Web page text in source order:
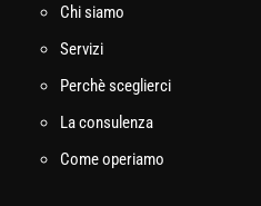
Chi siamo
Servizi
Perchè sceglierci
La consulenza
Come operiamo